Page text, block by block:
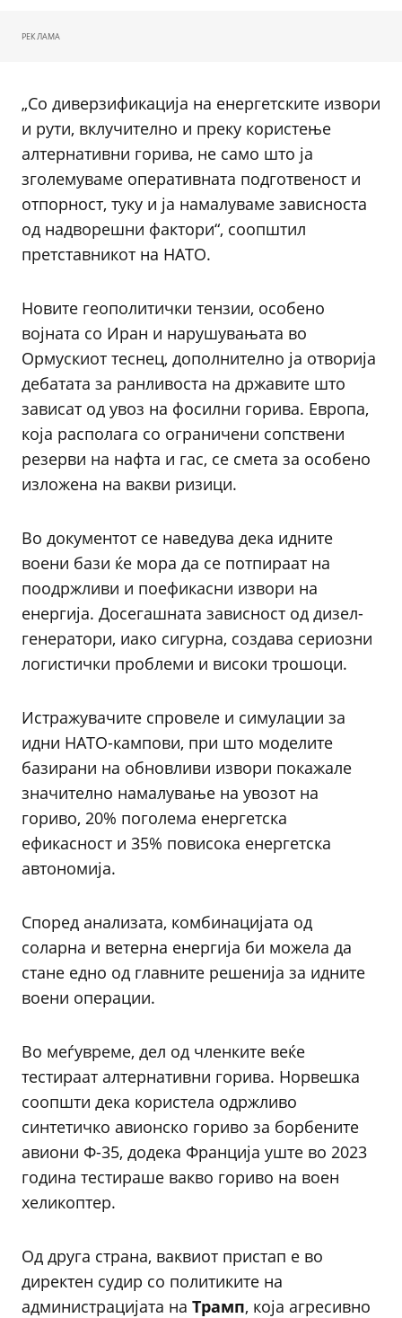
РЕКЛАМА
„Со диверзификација на енергетските извори
и рути, вклучително и преку користење
алтернативни горива, не само што ја
зголемуваме оперативната подготвеност и
отпорност, туку и ја намалуваме зависноста
од надворешни фактори“, соопштил
претставникот на НАТО.
Новите геополитички тензии, особено
војната со Иран и нарушувањата во
Ормускиот теснец, дополнително ја отворија
дебатата за ранливоста на државите што
зависат од увоз на фосилни горива. Европа,
која располага со ограничени сопствени
резерви на нафта и гас, се смета за особено
изложена на вакви ризици.
Во документот се наведува дека идните
воени бази ќе мора да се потпираат на
поодржливи и поефикасни извори на
енергија. Досегашната зависност од дизел-
генератори, иако сигурна, создава сериозни
логистички проблеми и високи трошоци.
Истражувачите спровеле и симулации за
идни НАТО-кампови, при што моделите
базирани на обновливи извори покажале
значително намалување на увозот на
гориво, 20% поголема енергетска
ефикасност и 35% повисока енергетска
автономија.
Според анализата, комбинацијата од
соларна и ветерна енергија би можела да
стане едно од главните решенија за идните
воени операции.
Во меѓувреме, дел од членките веќе
тестираат алтернативни горива. Норвешка
соопшти дека користела одржливо
синтетичко авионско гориво за борбените
авиони Ф-35, додека Франција уште во 2023
година тестираше вакво гориво на воен
хеликоптер.
Од друга страна, ваквиот пристап е во
директен судир со политиките на
администрацијата на Трамп, која агресивно